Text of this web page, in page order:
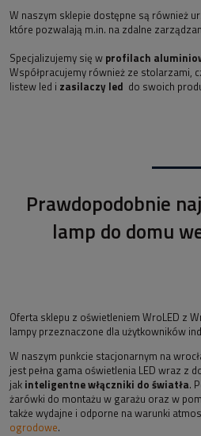
W naszym sklepie dostępne są również
które pozwalają m.in. na zdalne
Specjalizujemy się w profilach
Współpracujemy również ze stolarzami,
listew led i zasilaczy led do swoich
Prawdopodobnie
lamp do domu
Oferta sklepu z oświetleniem WroLED z
lampy przeznaczone dla użytkowników
W naszym punkcie stacjonarnym na
jest pełna gama oświetlenia LED wraz z
jak inteligentne włączniki do światła.
żarówki do montażu w garażu oraz w
także wydajne i odporne na warunki
ogrodowe.